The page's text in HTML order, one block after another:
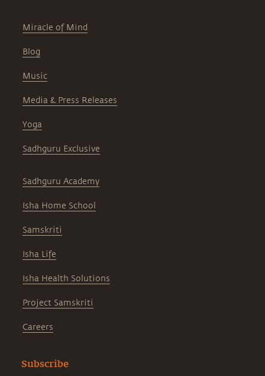
Miracle of Mind
Blog
Music
Media & Press Releases
Yoga
Sadhguru Exclusive
Sadhguru Academy
Isha Home School
Samskriti
Isha Life
Isha Health Solutions
Project Samskriti
Careers
Subscribe